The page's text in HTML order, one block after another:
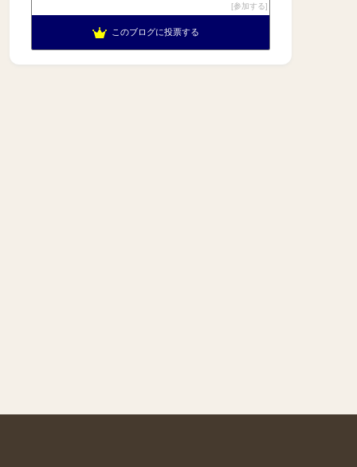
参加する
このブログに投票する